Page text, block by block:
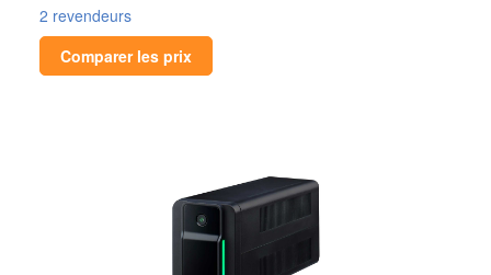
2 revendeurs
Comparer les prix